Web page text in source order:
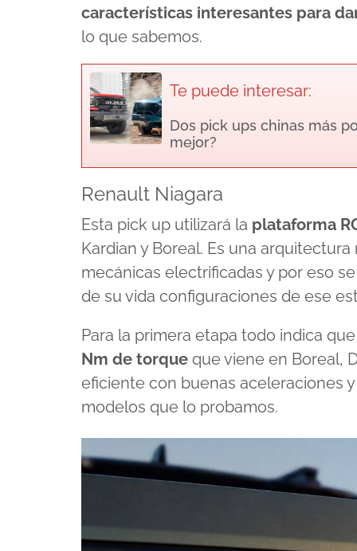
37
secondsVolume
90%
características interesantes para
lo que sabemos.
Te puede interesar:
Dos pick ups chinas más
mejor?
Renault Niagara
Esta pick up utilizará la plataforma
Kardian y Boreal. Es una
mecánicas electrificadas y por eso
de su vida configuraciones de ese
Para la primera etapa todo indica
Nm de torque que viene en Boreal,
eficiente con buenas aceleraciones
modelos que lo probamos.